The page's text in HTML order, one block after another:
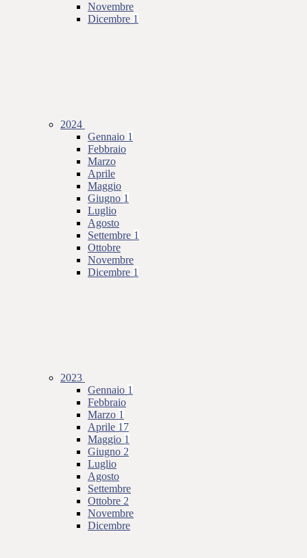
Novembre
Dicembre 1
2024
Gennaio 1
Febbraio
Marzo
Aprile
Maggio
Giugno 1
Luglio
Agosto
Settembre 1
Ottobre
Novembre
Dicembre 1
2023
Gennaio 1
Febbraio
Marzo 1
Aprile 17
Maggio 1
Giugno 2
Luglio
Agosto
Settembre
Ottobre 2
Novembre
Dicembre